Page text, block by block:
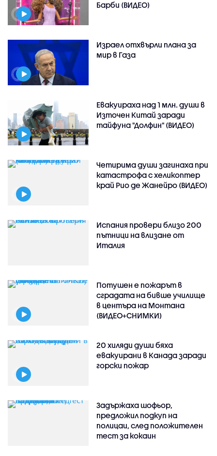
Барби (ВИДЕО)
Израел отхвърли плана за
мир в Газа
Евакуираха над 1 млн. души в
Източен Китай заради
тайфуна "Долфин" (ВИДЕО)
Четирима души загинаха при
катастрофа с хеликоптер
край Рио де Жанейро (ВИДЕО)
Испания провери близо 200
пътници на влизане от
Италия
Потушен е пожарът в
сградата на бивше училище
в центъра на Монтана
(ВИДЕО+СНИМКИ)
20 хиляди души бяха
евакуирани в Канада заради
горски пожар
Задържаха шофьор,
предложил подкуп на
полицаи, след положителен
тест за кокаин